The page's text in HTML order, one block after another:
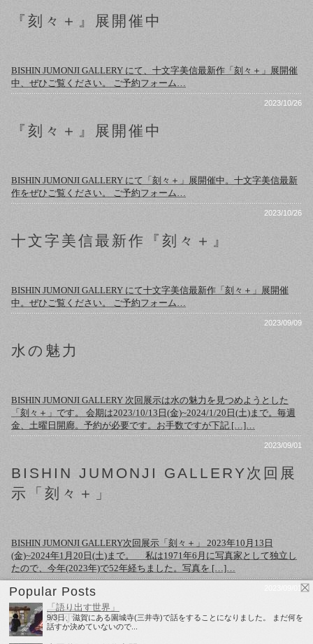
『刻々＋』展開催中
BISHIN JUMONJI GALLERY にて、十文字美信最新作「刻々＋」展開催
中、ぜひご覧ください。 ご予約フォーム…
2023/10/26
『刻々＋』展開催中
BISHIN JUMONJI GALLERY にて「刻々＋」展開催中。十文字美信最新
作をぜひご覧ください。 ご予約フォーム…
2023/10/26
十文字美信最新作『刻々＋』
BISHIN JUMONJI GALLERY にて十文字美信最新作「刻々＋」展開催
中。ぜひご覧ください。 ご予約フォーム…
2023/09/09
水の魅力
BISHIN JUMONJI GALLERY 次回展示は水の魅力を見つめようとした
「刻々＋」です。 会期は2023/10/13日(金)~2024/1/20日(土)まで。毎週
金、土曜日開廊。予約が必要です。お手数ですが下記 […]…
2023/09/01
BISHIN JUMONJI GALLERY次回展
示「刻々＋」
BISHIN JUMONJI GALLERY次回展示「刻々＋」 2023年10月13日
(金)~2024年1月20日(土)まで。 私は1971年6月に写真家として独立し
たので、今年(2023年)で52年経ちました。写真を […]…
2023/09/01
次回展示
Popular Posts
「語り出す世界」
9/3日、滋賀にある園城寺(三井寺)で話をすることになりました。 まだ何を
話すか決めていないので...